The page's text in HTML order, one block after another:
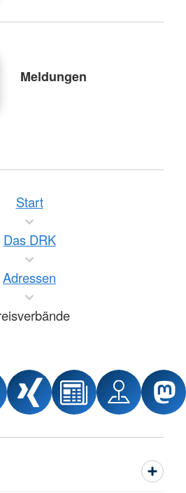
Meldungen
Start
Das DRK
Adressen